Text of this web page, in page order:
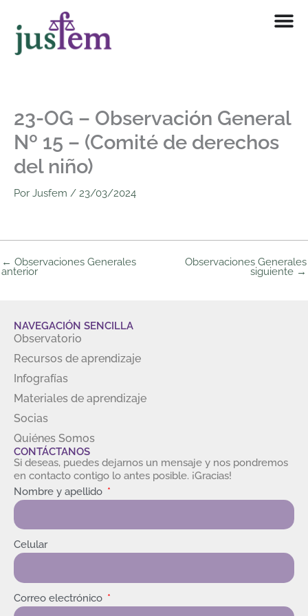
contenido
23-OG – Observación General
Nº 15 – (Comité de derechos
del niño)
Por Jusfem / 23/03/2024
← Observaciones Generales
anterior
Observaciones Generales
siguiente →
NAVEGACIÓN SENCILLA
Observatorio
Recursos de aprendizaje
Infografías
Materiales de aprendizaje
Socias
Quiénes Somos
CONTÁCTANOS
Si deseas, puedes dejarnos un mensaje y nos pondremos
en contacto contigo lo antes posible. ¡Gracias!
Nombre y apellido
Celular
Correo electrónico